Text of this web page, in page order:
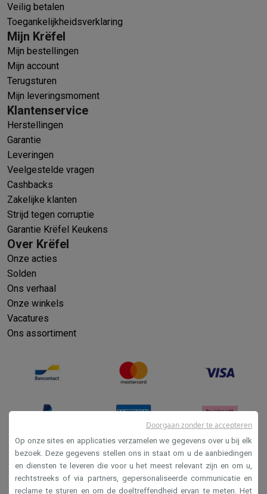
Veilig betalen
Toegankelijkheidsverklaring
Mijn Krëfel
Mijn bestellingen
Mijn account
Terugsturen
Mijn leveringsmoment
Klantenservice
Herstellingen
Garantie
Leveringen
Veelgestelde vragen
Cashbacks
Zakelijke klanten
Strijd tegen corruptie
Garantie Krëfel Keukens
Over Krëfel
Onze acties
Solden
Ons verhaal
Onze winkels
Vacatures
Ons assortiment
Verkoopsvoorwaarden
Privacy
Op onze sites en applicaties verzamelen we gegevens over u bij elk
bezoek. Deze gegevens stellen ons in staat om u de aanbiedingen
en diensten te leveren die voor u het meest relevant zijn en om u,
rechtstreeks of via partners, gepersonaliseerde communicatie en
reclame te sturen en om de doeltreffendheid ervan te meten. Het
Doorgaan zonder te accepteren